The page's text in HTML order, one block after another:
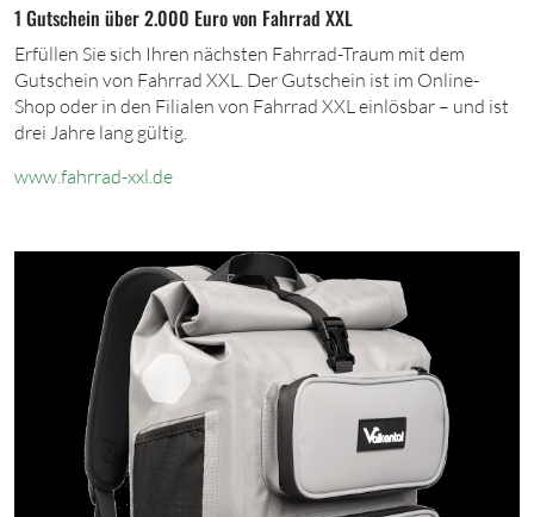
1 Gutschein über 2.000 Euro von Fahrrad XXL
Erfüllen Sie sich Ihren nächsten Fahrrad-Traum mit dem
Gutschein von Fahrrad XXL. Der Gutschein ist im Online-
Shop oder in den Filialen von Fahrrad XXL einlösbar – und ist
drei Jahre lang gültig.
www.fahrrad-xxl.de